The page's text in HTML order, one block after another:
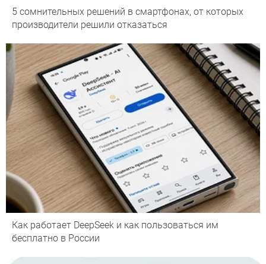
5 сомнительных решений в смартфонах, от которых
производители решили отказаться
Как работает DeepSeek и как пользоваться им
бесплатно в России